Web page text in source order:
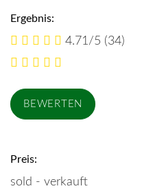
Ergebnis:
4.71/5 (34)
Preis:
sold - verkauft